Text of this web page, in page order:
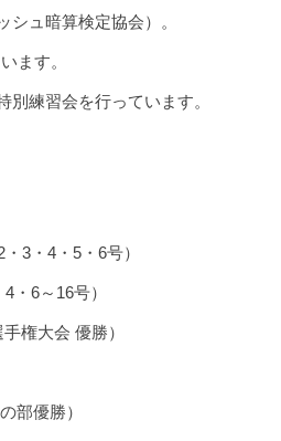
シュ暗算検定協会）。
ます。
練習会を行っています。
3・4・5・6号）
6～16号）
権大会 優勝）
優勝）